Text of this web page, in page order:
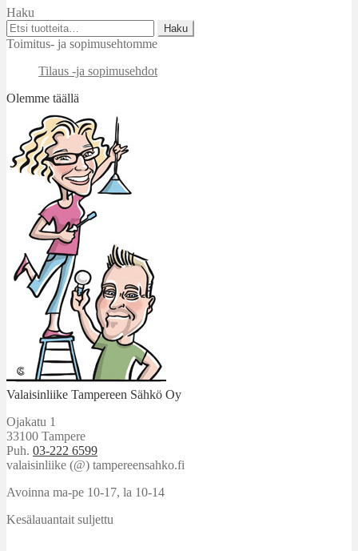
Haku
Etsi:
Haku
Toimitus- ja sopimusehtomme
Tilaus -ja sopimusehdot
Olemme täällä
Valaisinliike Tampereen Sähkö Oy
Ojakatu 1
33100 Tampere
Puh. 03-222 6599
valaisinliike (@) tampereensahko.fi
Avoinna ma-pe 10-17, la 10-14
Kesälauantait suljettu